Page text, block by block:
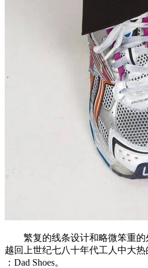
繁复的线条设计和略微笨重的
越回上世纪七八十年代工人中大
：Dad Shoes。